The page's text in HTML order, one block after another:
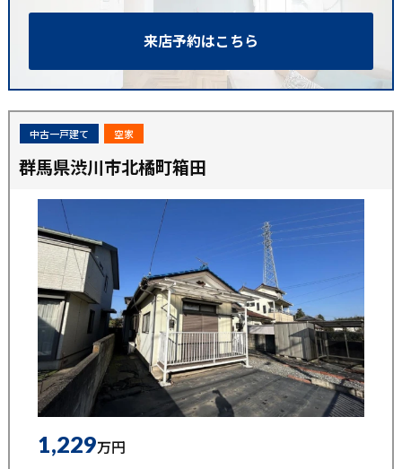
来店予約はこちら
中古一戸建て 空家
群馬県渋川市北橘町箱田
1,229万円